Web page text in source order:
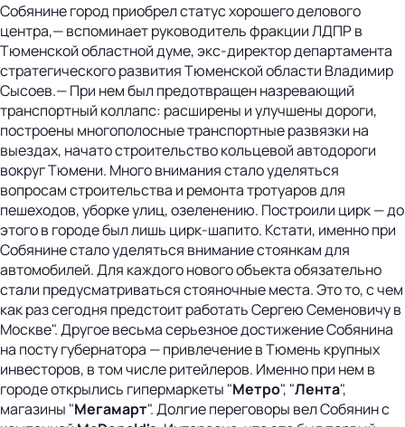
Собянине город приобрел статус хорошего делового
центра,— вспоминает руководитель фракции ЛДПР в
Тюменской областной думе, экс-директор департамента
стратегического развития Тюменской области Владимир
Сысоев.— При нем был предотвращен назревающий
транспортный коллапс: расширены и улучшены дороги,
построены многополосные транспортные развязки на
выездах, начато строительство кольцевой автодороги
вокруг Тюмени. Много внимания стало уделяться
вопросам строительства и ремонта тротуаров для
пешеходов, уборке улиц, озеленению. Построили цирк — до
этого в городе был лишь цирк-шапито. Кстати, именно при
Собянине стало уделяться внимание стоянкам для
автомобилей. Для каждого нового объекта обязательно
стали предусматриваться стояночные места. Это то, с чем
как раз сегодня предстоит работать Сергею Семеновичу в
Москве". Другое весьма серьезное достижение Собянина
на посту губернатора — привлечение в Тюмень крупных
инвесторов, в том числе ритейлеров. Именно при нем в
городе открылись гипермаркеты "Метро", "Лента",
магазины "Мегамарт". Долгие переговоры вел Собянин с